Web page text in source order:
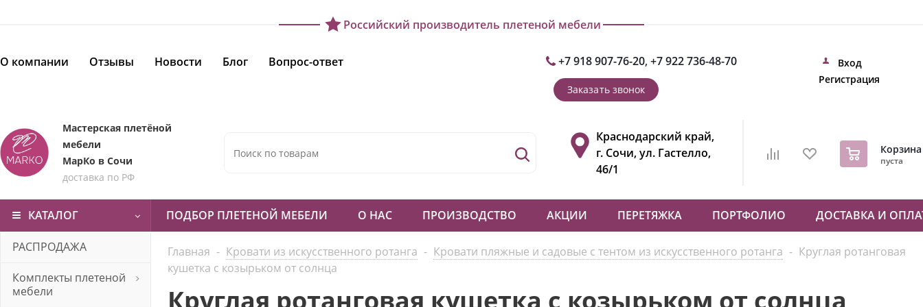
Российский производитель плетеной мебели
О компании Отзывы Новости Блог Вопрос-ответ +7 918 907-76-20, +7 922 736-48-70
Заказать звонок
Вход
Регистрация
Мастерская плетёной
мебели
МарКо в Сочи
доставка по РФ
Краснодарский край,
г. Сочи, ул. Гастелло,
46/1
0 Корзина
пуста
КАТАЛОГ ПОДБОР ПЛЕТЕНОЙ МЕБЕЛИ О НАС ПРОИЗВОДСТВО АКЦИИ ПЕРЕТЯЖКА ПОРТФОЛИО ДОСТАВКА И
РАСПРОДАЖА
Комплекты плетеной
мебели
Главная - Кровати из искусственного ротанга - Кровати пляжные и садовые с тентом из искусственного ротанга - Круглая ротанговая
кушетка с козырьком от солнца